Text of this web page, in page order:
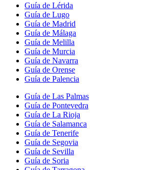
Guía de Lérida
Guía de Lugo
Guía de Madrid
Guía de Málaga
Guía de Melilla
Guía de Murcia
Guía de Navarra
Guía de Orense
Guía de Palencia
Guía de Las Palmas
Guía de Pontevedra
Guía de La Rioja
Guía de Salamanca
Guía de Tenerife
Guía de Segovia
Guía de Sevilla
Guía de Soria